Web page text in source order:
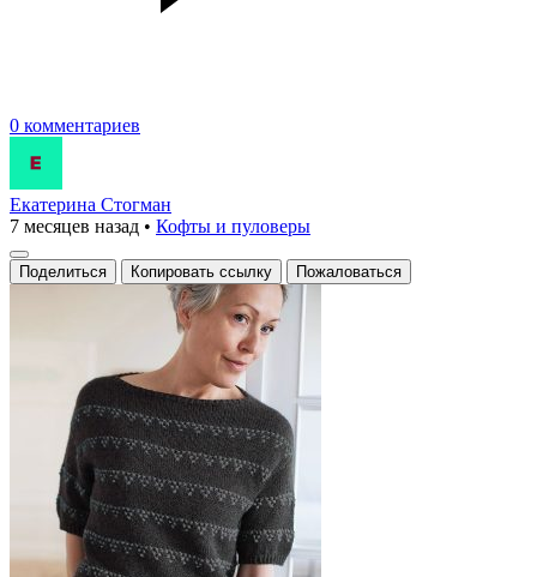
0 комментариев
Екатерина Стогман
7 месяцев назад • Кофты и пуловеры
Поделиться Копировать ссылку Пожаловаться